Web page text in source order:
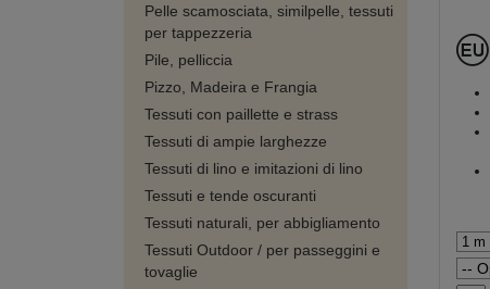
Pelle scamosciata, similpelle, tessuti
per tappezzeria
Pile, pelliccia
Pizzo, Madeira e Frangia
Tessuti con paillette e strass
Tessuti di ampie larghezze
Tessuti di lino e imitazioni di lino
Tessuti e tende oscuranti
Tessuti naturali, per abbigliamento
Tessuti Outdoor / per passeggini e
tovaglie